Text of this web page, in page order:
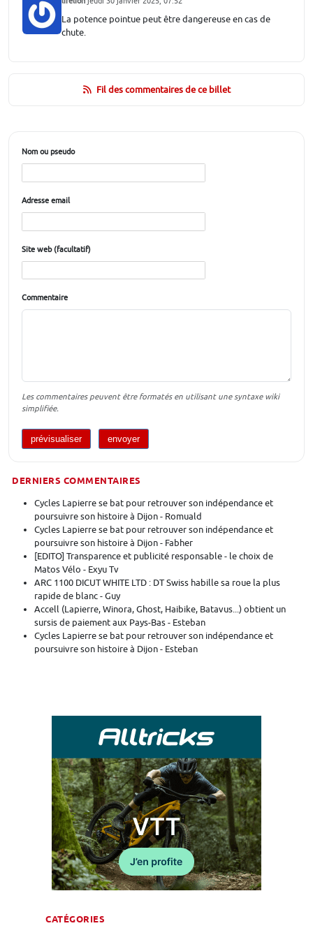
La potence pointue peut être dangereuse en cas de
chute.
Fil des commentaires de ce billet
Nom ou pseudo
Adresse email
Site web (facultatif)
Commentaire
Les commentaires peuvent être formatés en utilisant une syntaxe wiki
simplifiée.
DERNIERS COMMENTAIRES
Cycles Lapierre se bat pour retrouver son indépendance et
poursuivre son histoire à Dijon - Romuald
Cycles Lapierre se bat pour retrouver son indépendance et
poursuivre son histoire à Dijon - Fabher
[EDITO] Transparence et publicité responsable - le choix de
Matos Vélo - Exyu Tv
ARC 1100 DICUT WHITE LTD : DT Swiss habille sa roue la plus
rapide de blanc - Guy
Accell (Lapierre, Winora, Ghost, Haibike, Batavus...) obtient un
sursis de paiement aux Pays-Bas - Esteban
Cycles Lapierre se bat pour retrouver son indépendance et
poursuivre son histoire à Dijon - Esteban
CATÉGORIES